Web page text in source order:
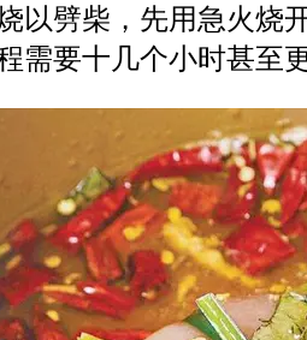
以劈柴，先用急火烧
需要十几个小时甚至